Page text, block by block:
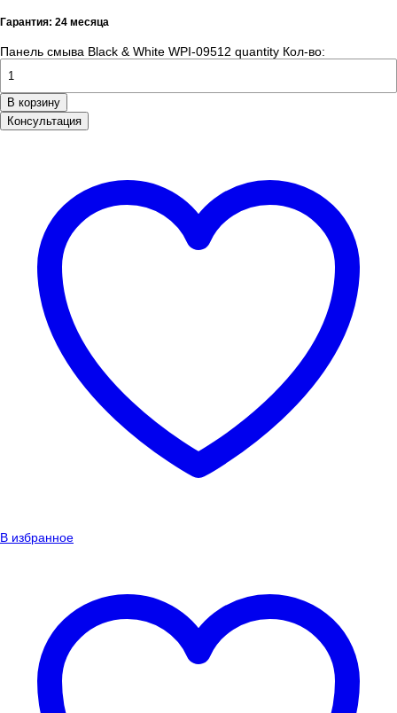
Гарантия: 24 месяца
Панель смыва Black & White WPI-09512 quantity Кол-во:
В корзину
Консультация
В избранное